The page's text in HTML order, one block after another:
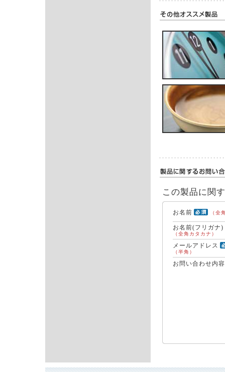
この製品に関
お名前 （全
お名前(フリガナ)
（全角カタカナ）
メールアドレス
（半角）
お問い合わせ内容